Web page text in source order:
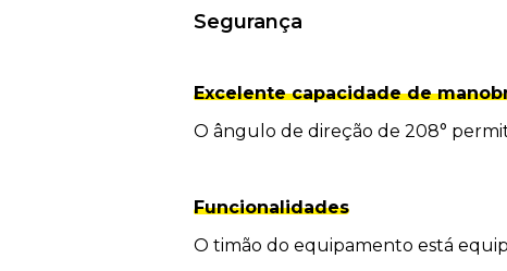
Segurança
Excelente capacidade de
O ângulo de direção de 208°
Funcionalidades
O timão do equipamento está